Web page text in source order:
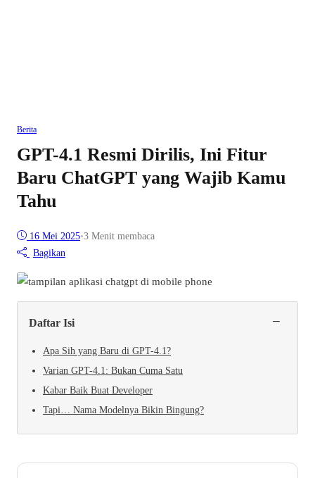
Berita
GPT-4.1 Resmi Dirilis, Ini Fitur
Baru ChatGPT yang Wajib Kamu
Tahu
16 Mei 2025•3 Menit membaca
Bagikan
Daftar Isi −
Apa Sih yang Baru di GPT-4.1?
Varian GPT-4.1: Bukan Cuma Satu
Kabar Baik Buat Developer
Tapi… Nama Modelnya Bikin Bingung?